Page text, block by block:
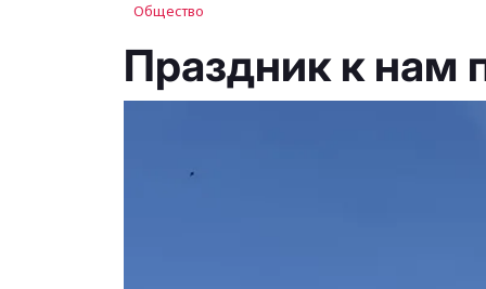
Общество
Праздник к нам